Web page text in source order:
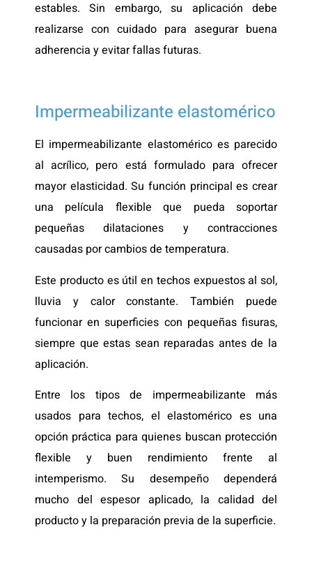
estables. Sin embargo, su aplicación debe
realizarse con cuidado para asegurar buena
adherencia y evitar fallas futuras.
Impermeabilizante elastomérico
El impermeabilizante elastomérico es parecido
al acrílico, pero está formulado para ofrecer
mayor elasticidad. Su función principal es crear
una película flexible que pueda soportar
pequeñas dilataciones y contracciones
causadas por cambios de temperatura.
Este producto es útil en techos expuestos al sol,
lluvia y calor constante. También puede
funcionar en superficies con pequeñas fisuras,
siempre que estas sean reparadas antes de la
aplicación.
Entre los tipos de impermeabilizante más
usados para techos, el elastomérico es una
opción práctica para quienes buscan protección
flexible y buen rendimiento frente al
intemperismo. Su desempeño dependerá
mucho del espesor aplicado, la calidad del
producto y la preparación previa de la superficie.